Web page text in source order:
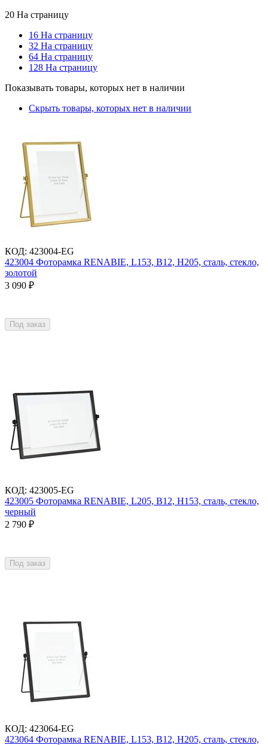
20 На страницу
16 На страницу
32 На страницу
64 На страницу
128 На страницу
Показывать товары, которых нет в наличии
Скрыть товары, которых нет в наличии
КОД: 423004-EG
423004 Фоторамка RENABIE, L153, B12, H205, сталь, стекло,
золотой
3 090 ₽
Под заказ
КОД: 423005-EG
423005 Фоторамка RENABIE, L205, B12, H153, сталь, стекло,
черный
2 790 ₽
Под заказ
КОД: 423064-EG
423064 Фоторамка RENABIE, L153, B12, H205, сталь, стекло,